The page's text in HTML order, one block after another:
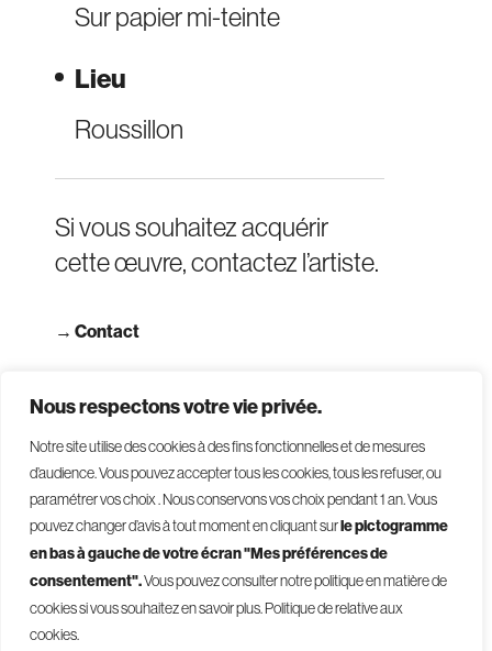
Nous respectons votre vie privée.
Notre site utilise des cookies à des fins fonctionnelles et de mesures
d’audience. Vous pouvez accepter tous les cookies, tous les refuser, ou
paramétrer vos choix . Nous conservons vos choix pendant 1 an.Vous
pouvez changer d’avis à tout moment en cliquant surle pictogramme
en bas à gauche de votre écran "Mes préférences de
consentement".Vous pouvez consulter notre politique en matière de
cookies si vous souhaitez en savoir plus.Politique de relative aux
cookies.
Sur papier mi-teinte
Lieu
Roussillon
Si vous souhaitez acquérir
cette œuvre, contactez l’artiste.
→ Contact
© 2026 - Givelet
Conditions générales de vente
Mentions légales